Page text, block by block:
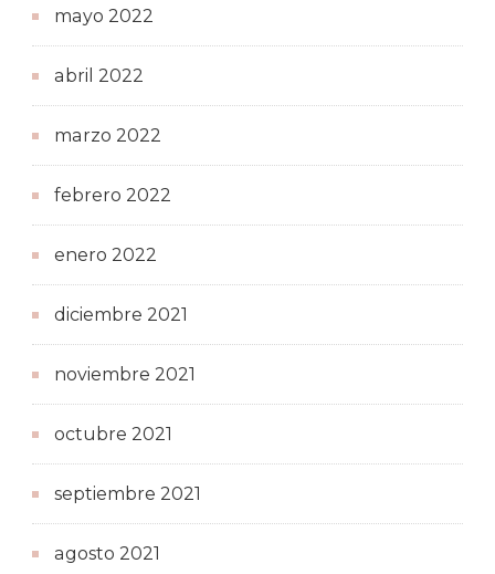
mayo 2022
abril 2022
marzo 2022
febrero 2022
enero 2022
diciembre 2021
noviembre 2021
octubre 2021
septiembre 2021
agosto 2021